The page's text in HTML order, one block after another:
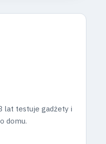
lat testuje gadżety i
domu.